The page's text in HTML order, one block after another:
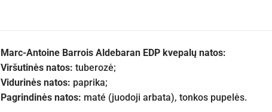
Marc-Antoine Barrois Aldebaran EDP kvepalų natos:
Viršutinės natos: tuberozė;
Vidurinės natos: paprika;
Pagrindinės natos: maté (juodoji arbata), tonkos pupelės.